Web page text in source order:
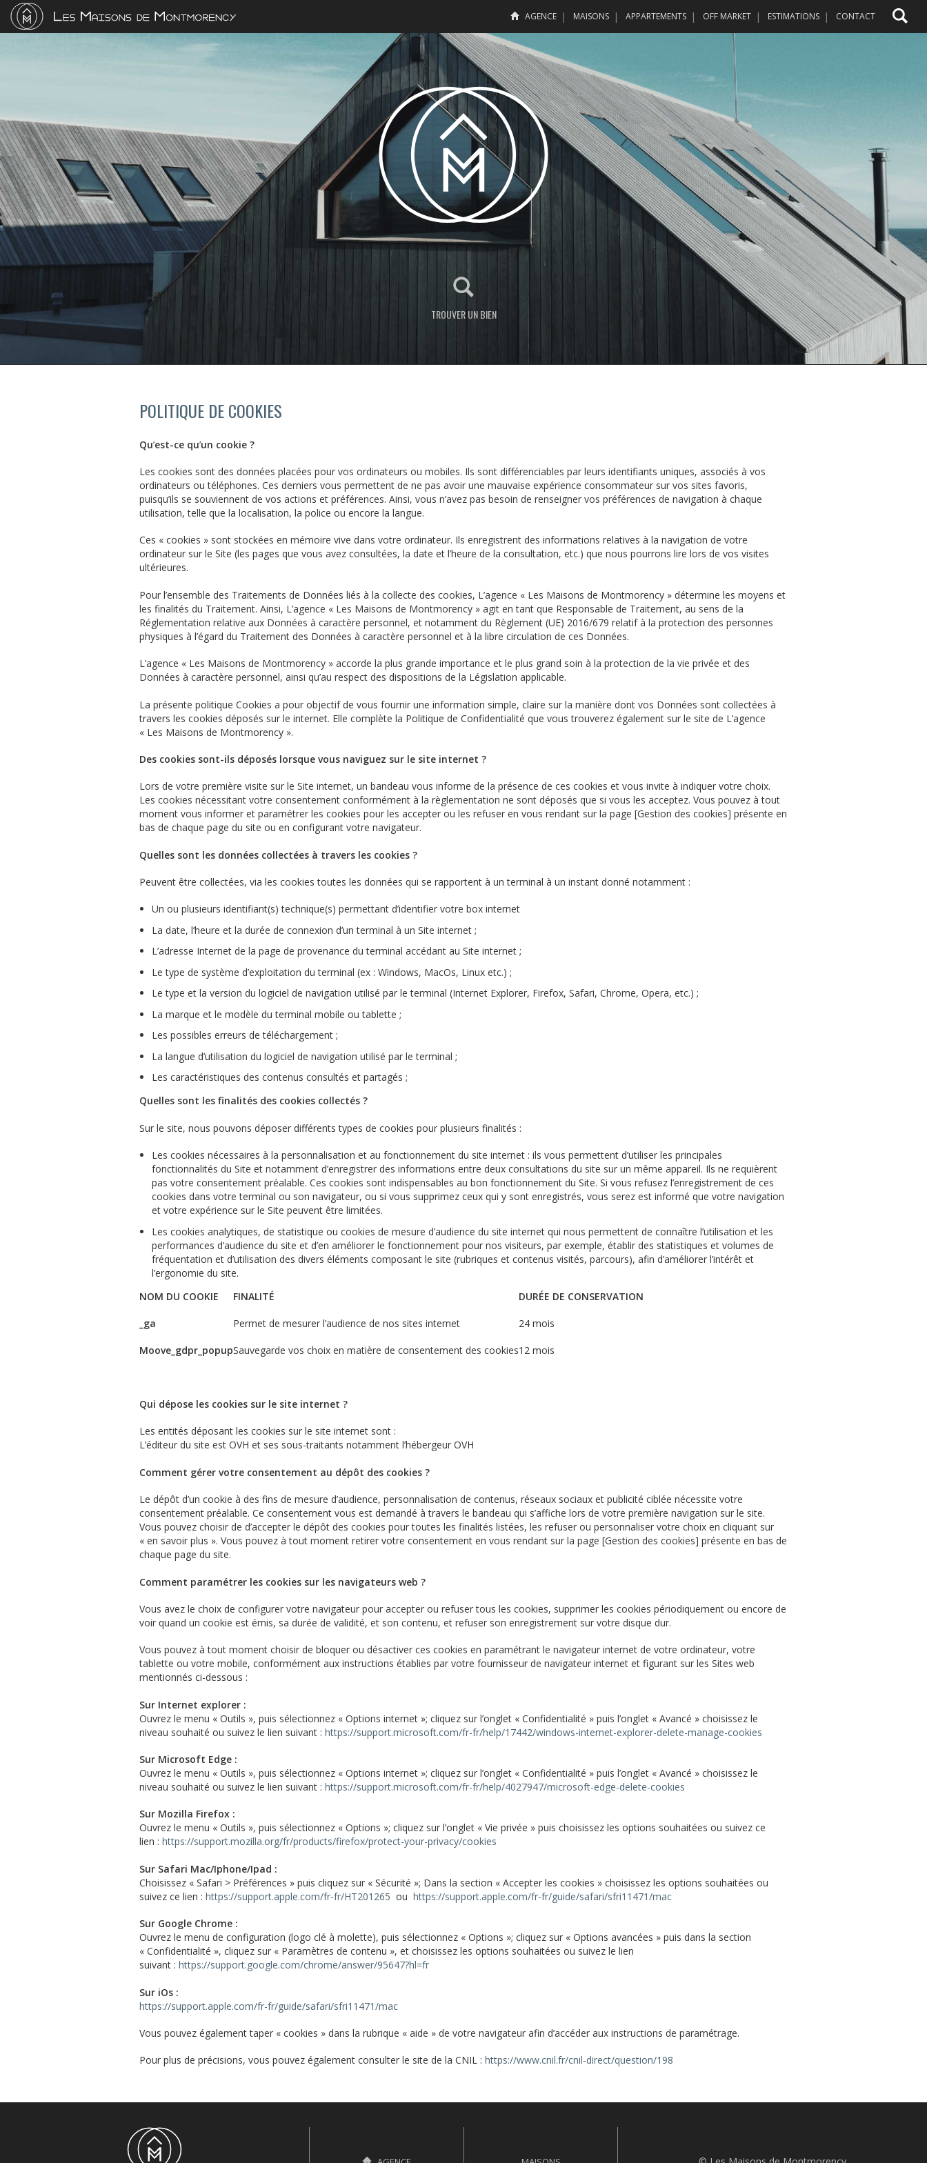
AGENCE MAISONS APPARTEMENTS OFF MARKET ESTIMATIONS CONTACT
TROUVER UN BIEN
LOCALISATION
POLITIQUE DE COOKIES
Qu’est-ce qu’un cookie ?
Les cookies sont des données placées pour vos ordinateurs ou mobiles. Ils sont différenciables par leurs identifiants uniques, associés à vos
ordinateurs ou téléphones. Ces derniers vous permettent de ne pas avoir une mauvaise expérience consommateur sur vos sites favoris,
puisqu’ils se souviennent de vos actions et préférences. Ainsi, vous n’avez pas besoin de renseigner vos préférences de navigation à chaque
utilisation, telle que la localisation, la police ou encore la langue.
Ces « cookies » sont stockées en mémoire vive dans votre ordinateur. Ils enregistrent des informations relatives à la navigation de votre
ordinateur sur le Site (les pages que vous avez consultées, la date et l’heure de la consultation, etc.) que nous pourrons lire lors de vos visites
ultérieures.
Pour l’ensemble des Traitements de Données liés à la collecte des cookies, L’agence « Les Maisons de Montmorency » détermine les moyens et
les finalités du Traitement. Ainsi, L’agence « Les Maisons de Montmorency » agit en tant que Responsable de Traitement, au sens de la
Réglementation relative aux Données à caractère personnel, et notamment du Règlement (UE) 2016/679 relatif à la protection des personnes
physiques à l’égard du Traitement des Données à caractère personnel et à la libre circulation de ces Données.
L’agence « Les Maisons de Montmorency » accorde la plus grande importance et le plus grand soin à la protection de la vie privée et des
Données à caractère personnel, ainsi qu’au respect des dispositions de la Législation applicable.
La présente politique Cookies a pour objectif de vous fournir une information simple, claire sur la manière dont vos Données sont collectées à
travers les cookies déposés sur le internet. Elle complète la Politique de Confidentialité que vous trouverez également sur le site de L’agence
« Les Maisons de Montmorency ».
Des cookies sont-ils déposés lorsque vous naviguez sur le site internet ?
Lors de votre première visite sur le Site internet, un bandeau vous informe de la présence de ces cookies et vous invite à indiquer votre choix.
Les cookies nécessitant votre consentement conformément à la règlementation ne sont déposés que si vous les acceptez. Vous pouvez à tout
moment vous informer et paramétrer les cookies pour les accepter ou les refuser en vous rendant sur la page [Gestion des cookies] présente en
bas de chaque page du site ou en configurant votre navigateur.
Quelles sont les données collectées à travers les cookies ?
Peuvent être collectées, via les cookies toutes les données qui se rapportent à un terminal à un instant donné notamment :
Un ou plusieurs identifiant(s) technique(s) permettant d’identifier votre box internet
La date, l’heure et la durée de connexion d’un terminal à un Site internet ;
L’adresse Internet de la page de provenance du terminal accédant au Site internet ;
Le type de système d’exploitation du terminal (ex : Windows, MacOs, Linux etc.) ;
Le type et la version du logiciel de navigation utilisé par le terminal (Internet Explorer, Firefox, Safari, Chrome, Opera, etc.) ;
La marque et le modèle du terminal mobile ou tablette ;
Les possibles erreurs de téléchargement ;
La langue d’utilisation du logiciel de navigation utilisé par le terminal ;
Les caractéristiques des contenus consultés et partagés ;
Quelles sont les finalités des cookies collectés ?
Sur le site, nous pouvons déposer différents types de cookies pour plusieurs finalités :
Les cookies nécessaires à la personnalisation et au fonctionnement du site internet : ils vous permettent d’utiliser les principales
fonctionnalités du Site et notamment d’enregistrer des informations entre deux consultations du site sur un même appareil. Ils ne requièrent
pas votre consentement préalable. Ces cookies sont indispensables au bon fonctionnement du Site. Si vous refusez l’enregistrement de ces
cookies dans votre terminal ou son navigateur, ou si vous supprimez ceux qui y sont enregistrés, vous serez est informé que votre navigation
et votre expérience sur le Site peuvent être limitées.
Les cookies analytiques, de statistique ou cookies de mesure d’audience du site internet qui nous permettent de connaître l’utilisation et les
performances d’audience du site et d’en améliorer le fonctionnement pour nos visiteurs, par exemple, établir des statistiques et volumes de
fréquentation et d’utilisation des divers éléments composant le site (rubriques et contenus visités, parcours), afin d’améliorer l’intérêt et
l’ergonomie du site.
NOM DU COOKIE
FINALITÉ DURÉE DE CONSERVATION
_ga Permet de mesurer l’audience de nos sites internet 24 mois
Moove_gdpr_popupSauvegarde vos choix en matière de consentement des cookies12 mois
Qui dépose les cookies sur le site internet ?
Les entités déposant les cookies sur le site internet sont :
L’éditeur du site est OVH et ses sous-traitants notamment l’hébergeur OVH
Comment gérer votre consentement au dépôt des cookies ?
Le dépôt d’un cookie à des fins de mesure d’audience, personnalisation de contenus, réseaux sociaux et publicité ciblée nécessite votre
consentement préalable. Ce consentement vous est demandé à travers le bandeau qui s’affiche lors de votre première navigation sur le site.
Vous pouvez choisir de d’accepter le dépôt des cookies pour toutes les finalités listées, les refuser ou personnaliser votre choix en cliquant sur
« en savoir plus ». Vous pouvez à tout moment retirer votre consentement en vous rendant sur la page [Gestion des cookies] présente en bas de
chaque page du site.
Comment paramétrer les cookies sur les navigateurs web ?
Vous avez le choix de configurer votre navigateur pour accepter ou refuser tous les cookies, supprimer les cookies périodiquement ou encore de
voir quand un cookie est émis, sa durée de validité, et son contenu, et refuser son enregistrement sur votre disque dur.
Vous pouvez à tout moment choisir de bloquer ou désactiver ces cookies en paramétrant le navigateur internet de votre ordinateur, votre
tablette ou votre mobile, conformément aux instructions établies par votre fournisseur de navigateur internet et figurant sur les Sites web
mentionnés ci-dessous :
Sur Internet explorer :
Ouvrez le menu « Outils », puis sélectionnez « Options internet »; cliquez sur l’onglet « Confidentialité » puis l’onglet « Avancé » choisissez le
niveau souhaité ou suivez le lien suivant : https://support.microsoft.com/fr-fr/help/17442/windows-internet-explorer-delete-manage-cookies
Sur Microsoft Edge :
Ouvrez le menu « Outils », puis sélectionnez « Options internet »; cliquez sur l’onglet « Confidentialité » puis l’onglet « Avancé » choisissez le
niveau souhaité ou suivez le lien suivant : https://support.microsoft.com/fr-fr/help/4027947/microsoft-edge-delete-cookies
Sur Mozilla Firefox :
Ouvrez le menu « Outils », puis sélectionnez « Options »; cliquez sur l’onglet « Vie privée » puis choisissez les options souhaitées ou suivez ce
lien : https://support.mozilla.org/fr/products/firefox/protect-your-privacy/cookies
Sur Safari Mac/Iphone/Ipad :
Choisissez « Safari > Préférences » puis cliquez sur « Sécurité »; Dans la section « Accepter les cookies » choisissez les options souhaitées ou
suivez ce lien : https://support.apple.com/fr-fr/HT201265 ou https://support.apple.com/fr-fr/guide/safari/sfri11471/mac
Sur Google Chrome :
Ouvrez le menu de configuration (logo clé à molette), puis sélectionnez « Options »; cliquez sur « Options avancées » puis dans la section
« Confidentialité », cliquez sur « Paramètres de contenu », et choisissez les options souhaitées ou suivez le lien
suivant : https://support.google.com/chrome/answer/95647?hl=fr
Sur iOs :
https://support.apple.com/fr-fr/guide/safari/sfri11471/mac
Vous pouvez également taper « cookies » dans la rubrique « aide » de votre navigateur afin d’accéder aux instructions de paramétrage.
Pour plus de précisions, vous pouvez également consulter le site de la CNIL : https://www.cnil.fr/cnil-direct/question/198